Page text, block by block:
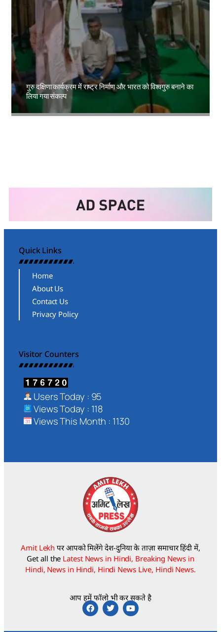
गुरु दक्षिणा कार्यक्रम में राष्ट्र निर्माण और भारत को विश्वगुरु बनाने का
लिया गया संकल्प
Quick Links
Home
About Us
Contact Us
Privacy Policy
Visitor Counters
Users Today : 95
Views Today : 118
Views This Month : 1130
Amit Lekh पर आपको मिलेंगे देश-दुनिया के ताज़ा समाचार हिंदी में,
Get all the Latest News in Hindi, Breaking News in
Hindi, News in Hindi, Hindi News Live, Hindi News.
आप हमें फॉलो भी कर सकते है